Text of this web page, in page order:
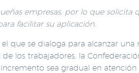
empresas, por lo que solicita
facilitar su aplicación.
que se dialoga para alcanzar
los trabajadores, la
sea gradual en